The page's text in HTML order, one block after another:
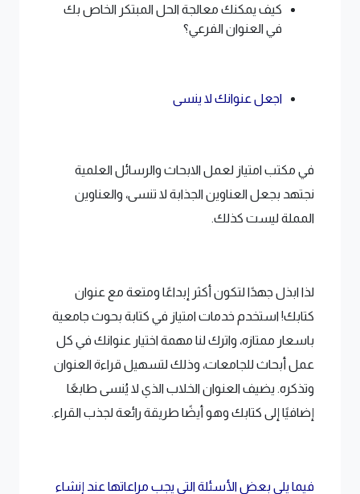
كيف يمكنك معالجة الحل المبتكر الخاص بك
في العنوان الفرعي؟
اجعل عنوانك لا ينسى
في مكتب امتياز لعمل الابحاث والرسائل العلمية
نجتهد بجعل العناوين الجذابة لا تنسى، والعناوين
المملة ليست كذلك.
لذا ابذل جهدًا لتكون أكثر إبداعًا ومتعة مع عنوان
كتابك! استخدم خدمات امتياز في كتابة بحوث جامعية
باسعار ممتازه، واترك لنا مهمة اختيار عنوانك في كل
عمل أبحاث للجامعات، وذلك لتسهيل قراءة العنوان
وتذكره. يضيف العنوان الخلاب الذي لا يُنسى طابعًا
إضافيًا إلى كتابك وهو أيضًا طريقة رائعة لجذب القراء.
فيما يلي بعض الأسئلة التي يجب مراعاتها عند إنشاء